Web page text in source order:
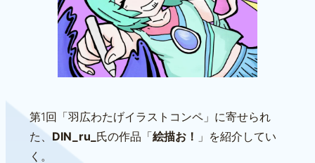
第1回「羽広わたげイラストコンペ」に寄せられ
た、 DIN_ru_ 氏の作品「絵描お！ 」を紹介してい
く。